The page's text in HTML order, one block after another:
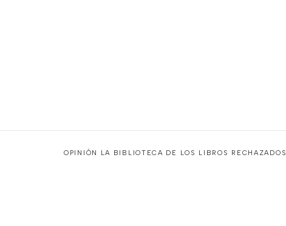
OPINIÓN LA BIBLIOTECA DE LOS LIBROS